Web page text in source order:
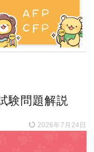
験問題解説
2026年7月24日